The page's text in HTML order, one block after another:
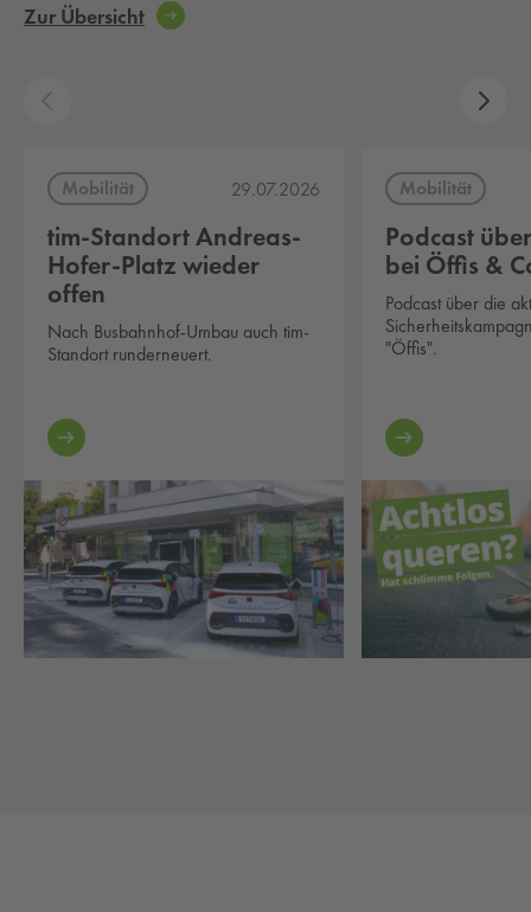
Zur Übersicht
Mobilität 29.07.2026
tim-Standort Andreas-
Hofer-Platz wieder
offen
Nach Busbahnhof-Umbau auch tim-
Standort runderneuert.
Mobilität
Podcast
bei Öffis &
Podcast über die
"Öffis".